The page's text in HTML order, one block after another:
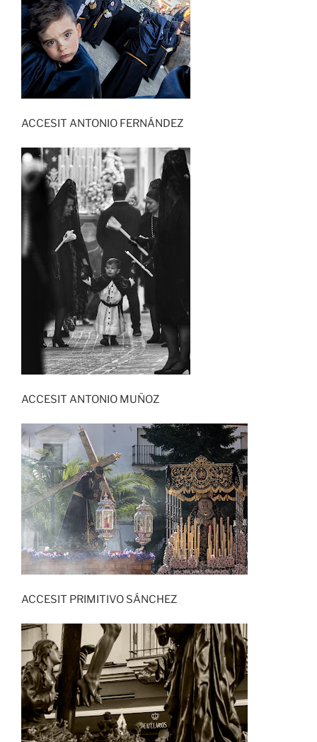
ACCESIT ANTONIO FERNÁNDEZ
ACCESIT ANTONIO MUÑOZ
ACCESIT PRIMITIVO SÁNCHEZ